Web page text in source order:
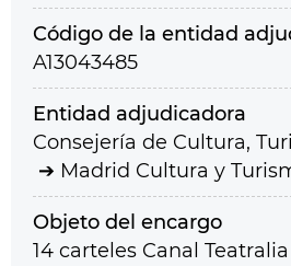
Código de la entidad
A13043485
Entidad adjudicadora
Consejería de Cultura,
Madrid Cultura y
Objeto del encargo
14 carteles Canal